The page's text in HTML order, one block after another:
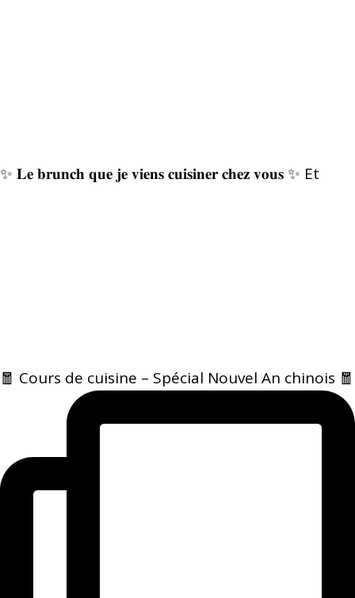
✨ 𝐋𝐞 𝐛𝐫𝐮𝐧𝐜𝐡 𝐪𝐮𝐞 𝐣𝐞 𝐯𝐢𝐞𝐧𝐬 𝐜𝐮𝐢𝐬𝐢𝐧𝐞𝐫 𝐜𝐡𝐞𝐳 𝐯𝐨𝐮𝐬 ✨ Et
🧧 Cours de cuisine – Spécial Nouvel An chinois 🧧